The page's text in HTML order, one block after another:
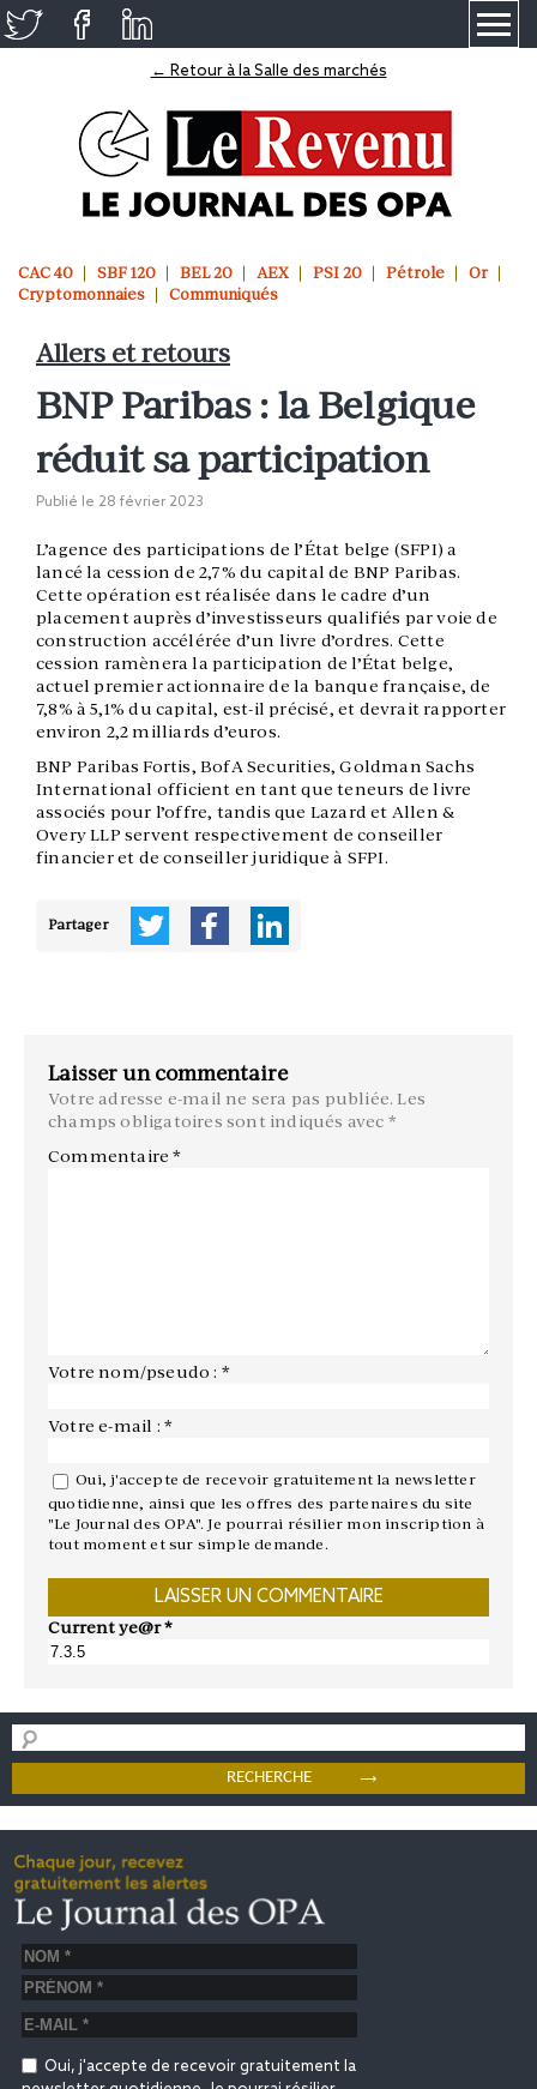
← Retour à la Salle des marchés
CAC 40 SBF 120 BEL 20 AEX PSI 20 Pétrole
Or
Cryptomonnaies
Communiqués
Allers et retours
BNP Paribas : la Belgique
réduit sa participation
Publié le 28 février 2023
L’agence des participations de l’État belge (SFPI) a
lancé la cession de 2,7% du capital de BNP Paribas.
Cette opération est réalisée dans le cadre d’un
placement auprès d’investisseurs qualifiés par voie de
construction accélérée d’un livre d’ordres. Cette
cession ramènera la participation de l’État belge,
actuel premier actionnaire de la banque française, de
7,8% à 5,1% du capital, est-il précisé, et devrait rapporter
environ 2,2 milliards d’euros.
BNP Paribas Fortis, BofA Securities, Goldman Sachs
International officient en tant que teneurs de livre
associés pour l’offre, tandis que Lazard et Allen &
Overy LLP servent respectivement de conseiller
financier et de conseiller juridique à SFPI.
Partager
Laisser un commentaire
Votre adresse e-mail ne sera pas publiée. Les
champs obligatoires sont indiqués avec *
Commentaire*
Votre nom/pseudo : *
Votre e-mail : *
Oui, j'accepte de recevoir gratuitement la newsletter
quotidienne, ainsi que les offres des partenaires du site
"Le Journal des OPA". Je pourrai résilier mon inscription à
tout moment et sur simple demande.
Current ye@r*
Oui, j'accepte de recevoir gratuitement la